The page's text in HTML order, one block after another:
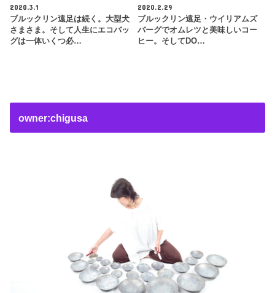
2020.3.1
ブルックリン遠足は続く。大型犬
さまさま。そして人生にエコバッ
グは一体いくつ必…
2020.2.29
ブルックリン遠足・ウイリアムズ
バーグでオムレツと美味しいコー
ヒー。そしてDO…
owner:chigusa